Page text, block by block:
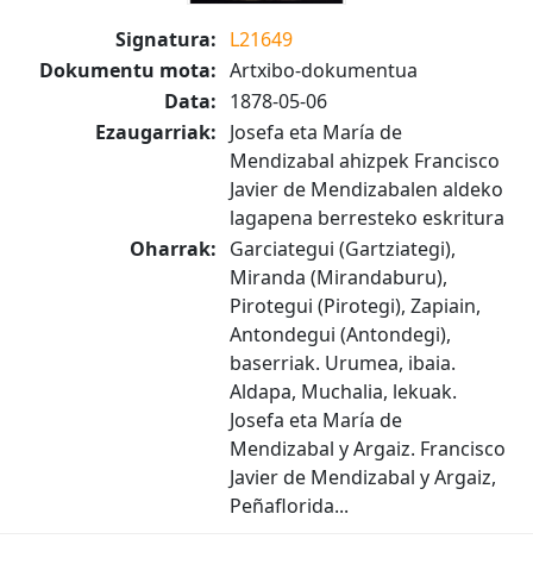
Signatura: L21649
Dokumentu mota: Artxibo-dokumentua
Data: 1878-05-06
Ezaugarriak: Josefa eta María de
Mendizabal ahizpek Francisco
Javier de Mendizabalen aldeko
lagapena berresteko eskritura
Oharrak: Garciategui (Gartziategi),
Miranda (Mirandaburu),
Pirotegui (Pirotegi), Zapiain,
Antondegui (Antondegi),
baserriak. Urumea, ibaia.
Aldapa, Muchalia, lekuak.
Josefa eta María de
Mendizabal y Argaiz. Francisco
Javier de Mendizabal y Argaiz,
Peñaflorida...